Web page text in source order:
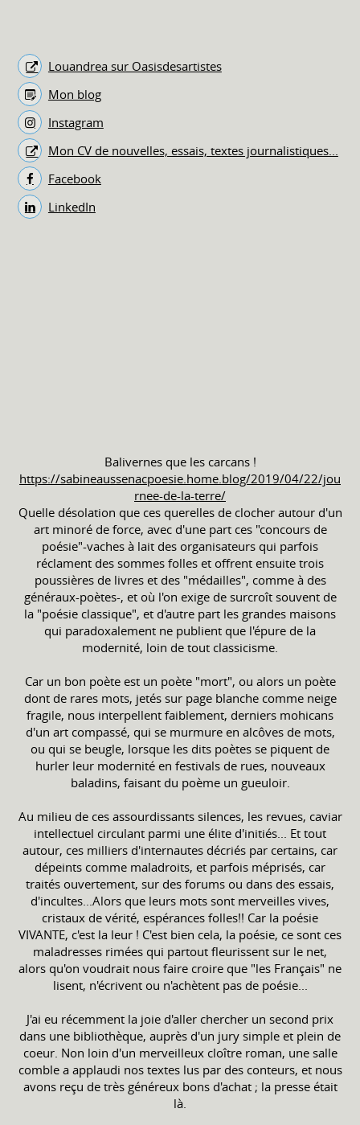
Louandrea sur Oasisdesartistes
Mon blog
Instagram
Mon CV de nouvelles, essais, textes journalistiques...
Facebook
LinkedIn
Balivernes que les carcans !
https://sabineaussenacpoesie.home.blog/2019/04/22/jou
rnee-de-la-terre/
Quelle désolation que ces querelles de clocher autour d'un
art minoré de force, avec d'une part ces "concours de
poésie"-vaches à lait des organisateurs qui parfois
réclament des sommes folles et offrent ensuite trois
poussières de livres et des "médailles", comme à des
généraux-poètes-, et où l'on exige de surcroît souvent de
la "poésie classique", et d'autre part les grandes maisons
qui paradoxalement ne publient que l'épure de la
modernité, loin de tout classicisme.
Car un bon poète est un poète "mort", ou alors un poète
dont de rares mots, jetés sur page blanche comme neige
fragile, nous interpellent faiblement, derniers mohicans
d'un art compassé, qui se murmure en alcôves de mots,
ou qui se beugle, lorsque les dits poètes se piquent de
hurler leur modernité en festivals de rues, nouveaux
baladins, faisant du poème un gueuloir.
Au milieu de ces assourdissants silences, les revues, caviar
intellectuel circulant parmi une élite d'initiés... Et tout
autour, ces milliers d'internautes décriés par certains, car
dépeints comme maladroits, et parfois méprisés, car
traités ouvertement, sur des forums ou dans des essais,
d'incultes...Alors que leurs mots sont merveilles vives,
cristaux de vérité, espérances folles!! Car la poésie
VIVANTE, c'est la leur ! C'est bien cela, la poésie, ce sont ces
maladresses rimées qui partout fleurissent sur le net,
alors qu'on voudrait nous faire croire que "les Français" ne
lisent, n'écrivent ou n'achètent pas de poésie...
J'ai eu récemment la joie d'aller chercher un second prix
dans une bibliothèque, auprès d'un jury simple et plein de
coeur. Non loin d'un merveilleux cloître roman, une salle
comble a applaudi nos textes lus par des conteurs, et nous
avons reçu de très généreux bons d'achat ; la presse était
là.